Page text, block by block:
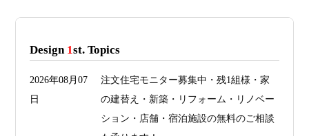
Design 1st. Topics
2026年08月07
日
注文住宅モニター募集中・残1組様・家
の建替え・新築・リフォーム・リノベー
ション・店舗・宿泊施設の無料のご相談